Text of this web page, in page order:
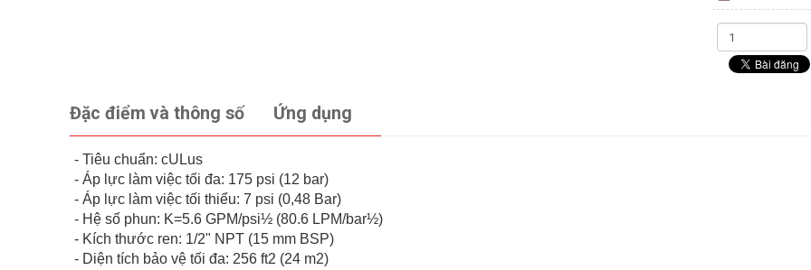
Đặc điểm và thông số Ứng dụng
- Tiêu chuẩn: cULus
- Áp lực làm việc tối đa: 175 psi (12 bar)
- Áp lực làm việc tối thiểu: 7 psi (0,48 Bar)
- Hệ số phun: K=5.6 GPM/psi½ (80.6 LPM/bar½)
- Kích thước ren: 1/2" NPT (15 mm BSP)
- Diện tích bảo vệ tối đa: 256 ft2 (24 m2)